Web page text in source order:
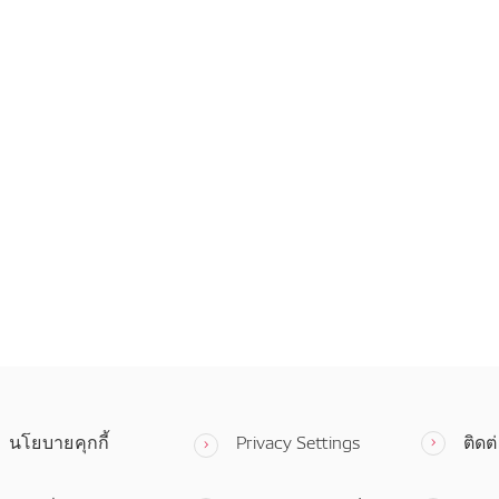
นโยบายคุกกี้ Privacy Settings ติดต่